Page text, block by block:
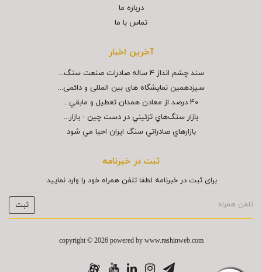
درباره ما
تماس با ما
آخرین اخبار
سند چشم انداز ۴ ساله صادرات صنعت سنگ...
سیزدهمین نمایشگاه های بین المللی و دائمی...
40 درصد از معادن همدان تعطيل و مابقي...
بازار سنگ‌هاي تزئيني در دست چين - بازار...
بازارهاي صادراتي سنگ ايران احيا مي شود
ثبت در خبرنامه
برای ثبت در خبرنامه لطفا تلفن همراه خود را وارد نمایید:
copyright © 2026 powered by www.rashinweb.com